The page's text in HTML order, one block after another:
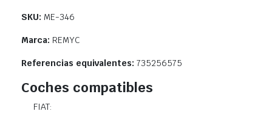
SKU: ME-346
Marca: REMYC
Referencias equivalentes:735256575
Coches compatibles
FIAT: